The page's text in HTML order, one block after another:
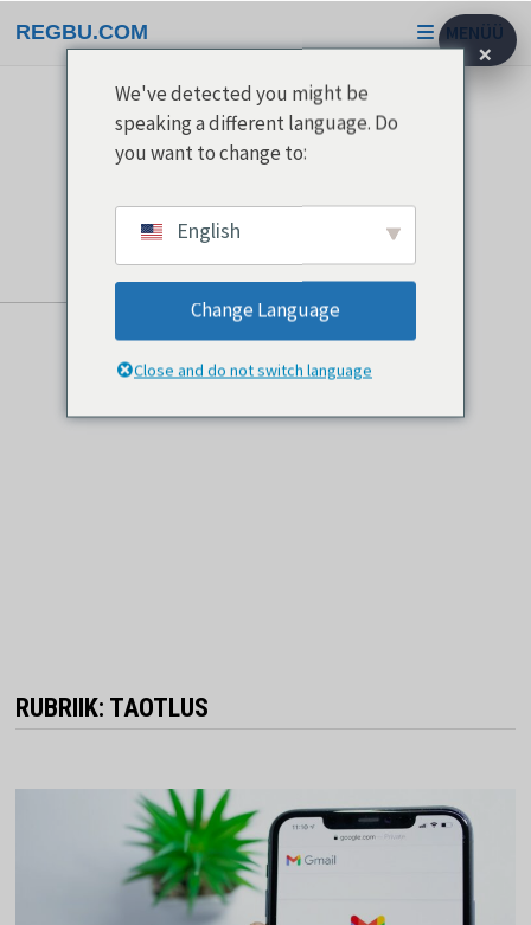
to
REGBU.COM MENÜÜ
RUBRIIK: TAOTLUS
×
We've detected you might be
speaking a different language. Do
you want to change to:
English
Change Language
Close and do not switch language